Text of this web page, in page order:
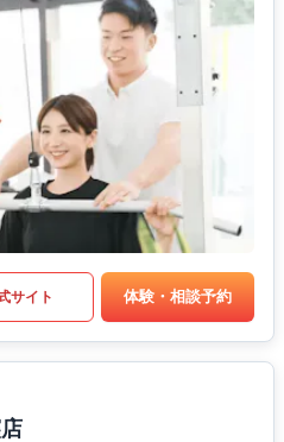
サイト 体験・相談予約